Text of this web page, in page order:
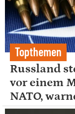
Topthemen
Russland
vor einem
NATO,